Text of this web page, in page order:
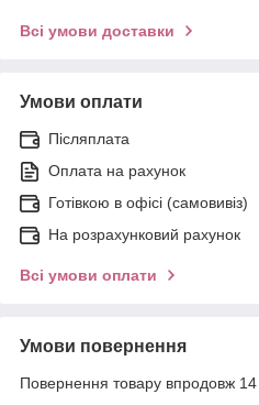
Всі умови доставки
Умови оплати
Післяплата
Оплата на рахунок
Готівкою в офісі (самовивіз)
На розрахунковий рахунок
Всі умови оплати
Умови повернення
Повернення товару впродовж 14